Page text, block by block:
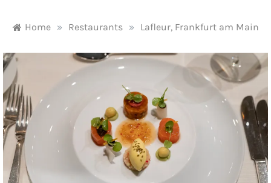
Home » Restaurants » Lafleur, Frankfurt am Main